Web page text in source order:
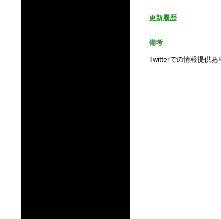
更新履歴
備考
Twitterでの情報提供あ